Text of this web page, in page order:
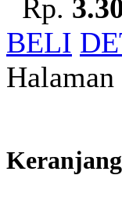
Rp.
BELI
Halaman